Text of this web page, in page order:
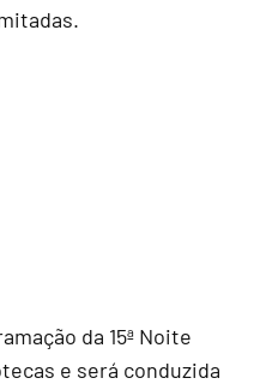
da 15ª Noite
e será conduzida